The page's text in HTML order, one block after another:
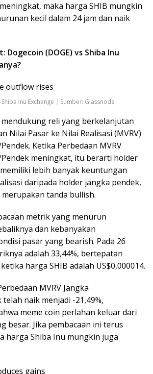
maka harga SHIB mungkin
kecil dalam 24 jam dan naik
Dogecoin (DOGE) vs Shiba Inu
Inu Exchange | Sumber: Glassnode
reli yang berkelanjutan
Nilai Pasar ke Nilai Realisasi (MVRV)
Ketika Perbedaan MVRV
Pendek meningkat, itu berarti holder
lebih banyak keuntungan
daripada holder jangka pendek,
tanda bullish.
metrik yang menurun
dan kebanyakan
pasar yang bearish. Pada 26
adalah 33,44%, bertepatan
harga SHIB adalah US$0,000014.
MVRV Jangka
naik menjadi -21,49%,
meme coin perlahan keluar dari
besar. Jika pembacaan ini terus
harga Shiba Inu mungkin juga